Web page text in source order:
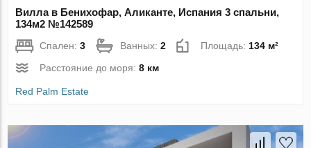
Вилла в Бенихофар, Аликанте, Испания 3 спальни,
134м2 №142589
Спален:3 Ванных:2 Площадь: 134 м²
Расстояние до моря:8 км
Red Palm Estate